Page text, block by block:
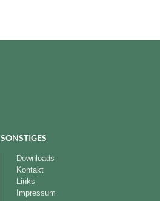
SONSTIGES
Downloads
Kontakt
Links
Impressum